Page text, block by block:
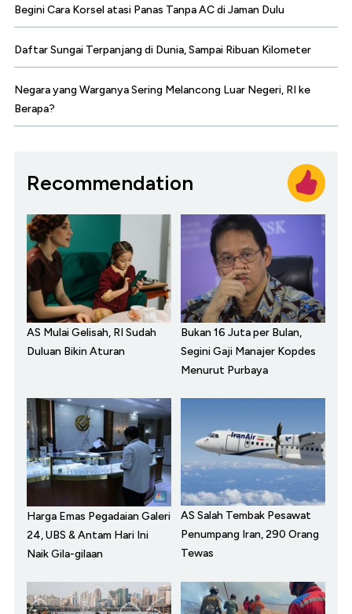
Begini Cara Korsel atasi Panas Tanpa AC di Jaman Dulu
Daftar Sungai Terpanjang di Dunia, Sampai Ribuan Kilometer
Negara yang Warganya Sering Melancong Luar Negeri, RI ke
Berapa?
Recommendation
AS Mulai Gelisah, RI Sudah
Duluan Bikin Aturan
Bukan 16 Juta per Bulan,
Segini Gaji Manajer Kopdes
Menurut Purbaya
Harga Emas Pegadaian Galeri
24, UBS & Antam Hari Ini
Naik Gila-gilaan
AS Salah Tembak Pesawat
Penumpang Iran, 290 Orang
Tewas